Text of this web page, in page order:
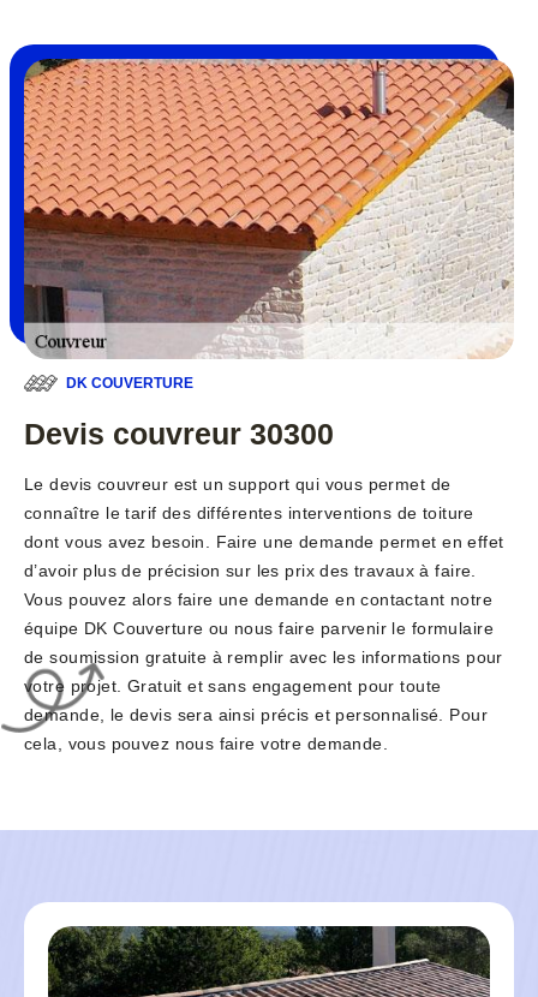
DK COUVERTURE
Devis couvreur 30300
Le devis couvreur est un support qui vous permet de
connaître le tarif des différentes interventions de toiture
dont vous avez besoin. Faire une demande permet en effet
d’avoir plus de précision sur les prix des travaux à faire.
Vous pouvez alors faire une demande en contactant notre
équipe DK Couverture ou nous faire parvenir le formulaire
de soumission gratuite à remplir avec les informations pour
votre projet. Gratuit et sans engagement pour toute
demande, le devis sera ainsi précis et personnalisé. Pour
cela, vous pouvez nous faire votre demande.